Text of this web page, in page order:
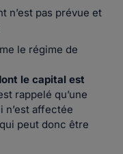
n’est pas prévue et
le régime de
le capital est
rappelé qu’une
n’est affectée
peut donc être